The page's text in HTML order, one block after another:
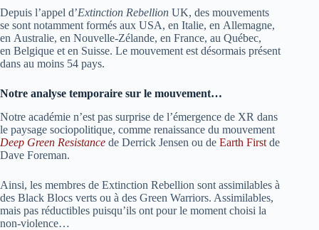
Depuis l’appel d’Extinction Rebellion UK, des mouvements
se sont notamment formés aux USA, en Italie, en Allemagne,
en Australie, en Nouvelle-Zélande, en France, au Québec,
en Belgique et en Suisse. Le mouvement est désormais présent
dans au moins 54 pays.
Notre analyse temporaire sur le mouvement…
Notre académie n’est pas surprise de l’émergence de XR dans
le paysage sociopolitique, comme renaissance du mouvement
Deep Green Resistance de Derrick Jensen ou de Earth First de
Dave Foreman.
Ainsi, les membres de Extinction Rebellion sont assimilables à
des Black Blocs verts ou à des Green Warriors. Assimilables,
mais pas réductibles puisqu’ils ont pour le moment choisi la
non-violence…